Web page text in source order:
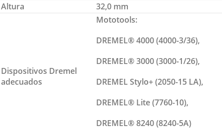
Altura
32,0 mm
Dispositivos Dremel
adecuados
Mototools:
DREMEL® 4000 (4000-3/36),
DREMEL® 3000 (3000-1/26),
DREMEL Stylo+ (2050-15 LA),
DREMEL® Lite (7760-10),
DREMEL® 8240 (8240-5A)